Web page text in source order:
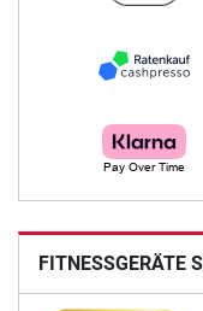
FITNESSGERÄTE